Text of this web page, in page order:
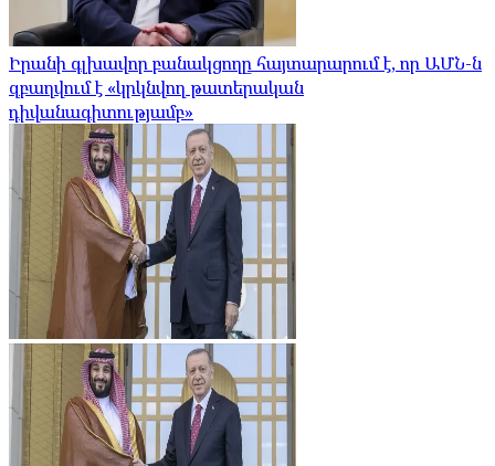
Իրանի գլխավոր բանակցողը հայտարարում է, որ ԱՄՆ-ն
զբաղվում է «կրկնվող թատերական
դիվանագիտությամբ»